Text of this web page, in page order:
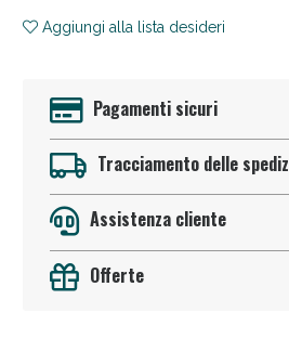
Aggiungi alla lista desideri
Pagamenti sicuri
Tracciamento delle
Assistenza cliente
Offerte